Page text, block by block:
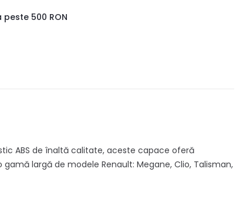
500 RON
ABS de înaltă calitate, aceste capace oferă
largă de modele Renault: Megane, Clio, Talisman,